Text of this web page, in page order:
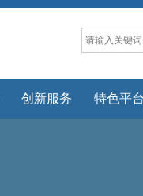
创新服务 特色平台